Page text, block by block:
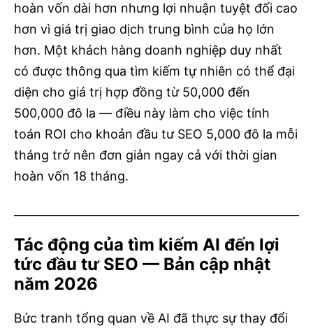
hoàn vốn dài hơn nhưng lợi nhuận tuyệt đối cao
hơn vì giá trị giao dịch trung bình của họ lớn
hơn. Một khách hàng doanh nghiệp duy nhất
có được thông qua tìm kiếm tự nhiên có thể đại
diện cho giá trị hợp đồng từ 50,000 đến
500,000 đô la — điều này làm cho việc tính
toán ROI cho khoản đầu tư SEO 5,000 đô la mỗi
tháng trở nên đơn giản ngay cả với thời gian
hoàn vốn 18 tháng.
Tác động của tìm kiếm AI đến lợi
tức đầu tư SEO — Bản cập nhật
năm 2026
Bức tranh tổng quan về AI đã thực sự thay đổi